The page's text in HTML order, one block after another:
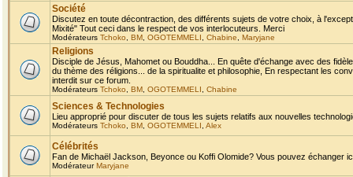
Société
Discutez en toute décontraction, des différents sujets de votre choix, à
Mixité" Tout ceci dans le respect de vos interlocuteurs. Merci
Modérateurs Tchoko BM OGOTEMMELI Chabine Maryjane
Religions
Disciple de Jésus, Mahomet ou Bouddha... En quête d'échange avec des
du thème des réligions... de la spiritualite et philosophie, En respectant les
interdit sur ce forum.
Modérateurs Tchoko BM OGOTEMMELI Chabine
Sciences & Technologies
Lieu approprié pour discuter de tous les sujets relatifs aux nouvelles
Modérateurs Tchoko BM OGOTEMMELI Alex
Célébrités
Fan de Michaël Jackson, Beyonce ou Koffi Olomide? Vous pouvez échanger
ModérateurMaryjane